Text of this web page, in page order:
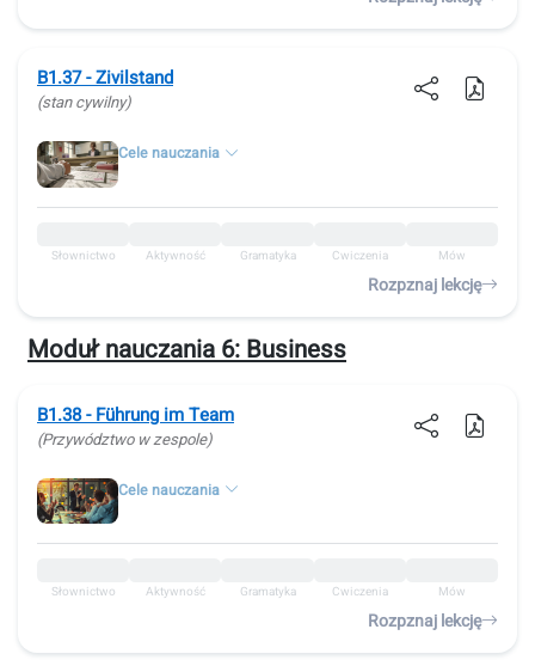
B1.37 - Zivilstand
(stan cywilny)
Cele nauczania
Słownictwo Aktywność Gramatyka Ćwiczenia Mów
Rozpznaj lekcję
Moduł nauczania 6: Business
B1.38 - Führung im Team
(Przywództwo w zespole)
Cele nauczania
Słownictwo Aktywność Gramatyka Ćwiczenia Mów
Rozpznaj lekcję